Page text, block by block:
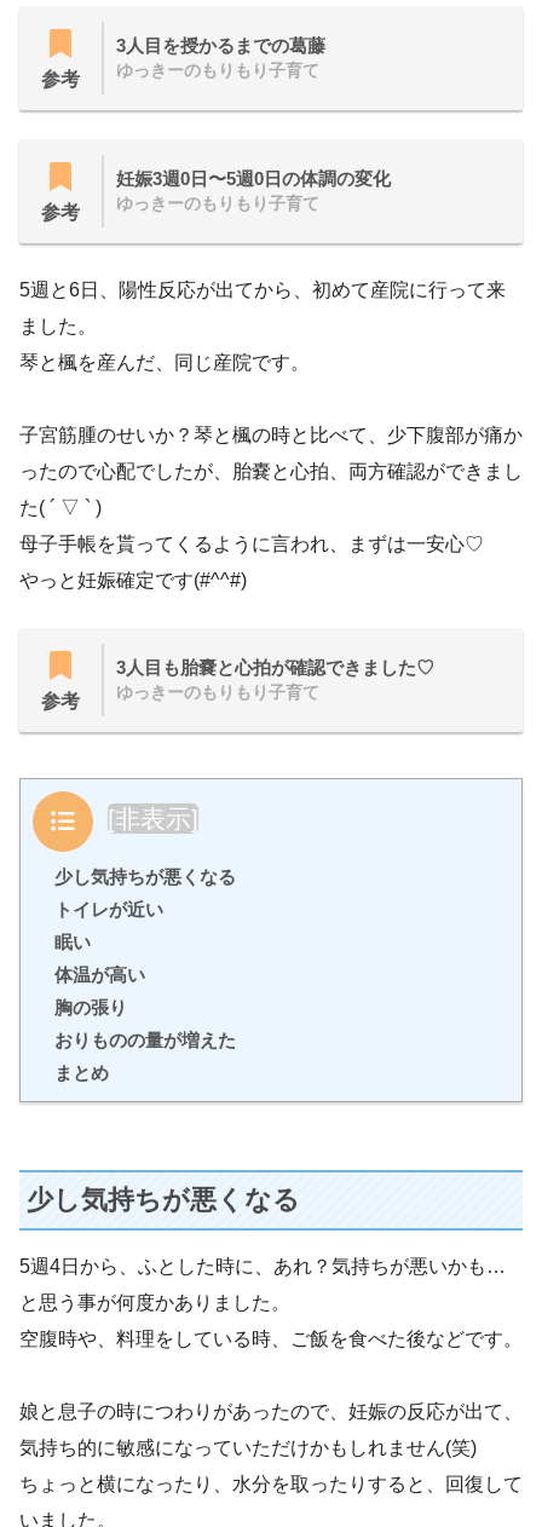
参考
3人目を授かるまでの葛藤
ゆっきーのもりもり子育て
参考
妊娠3週0日〜5週0日の体調の変化
ゆっきーのもりもり子育て
5週と6日、陽性反応が出てから、初めて産院に行って来
ました。
琴と楓を産んだ、同じ産院です。
子宮筋腫のせいか？琴と楓の時と比べて、少下腹部が痛か
ったので心配でしたが、胎嚢と心拍、両方確認ができまし
た( ´ ▽ ` )
母子手帳を貰ってくるように言われ、まずは一安心♡
やっと妊娠確定です(#^^#)
参考
3人目も胎嚢と心拍が確認できました♡
ゆっきーのもりもり子育て
目次 [非表示]
少し気持ちが悪くなる
トイレが近い
眠い
体温が高い
胸の張り
おりものの量が増えた
まとめ
少し気持ちが悪くなる
5週4日から、ふとした時に、あれ？気持ちが悪いかも…
と思う事が何度かありました。
空腹時や、料理をしている時、ご飯を食べた後などです。
娘と息子の時につわりがあったので、妊娠の反応が出て、
気持ち的に敏感になっていただけかもしれません(笑)
ちょっと横になったり、水分を取ったりすると、回復して
いました。